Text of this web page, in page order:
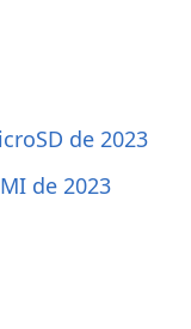
de 2023
de 2023